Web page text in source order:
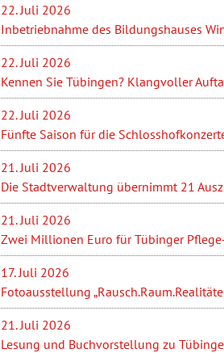
22. Juli 2026
Inbetriebnahme des Bildungshauses
22. Juli 2026
Kennen Sie Tübingen? Klangvoller
22. Juli 2026
Fünfte Saison für die
21. Juli 2026
Die Stadtverwaltung übernimmt 21
21. Juli 2026
Zwei Millionen Euro für Tübinger
17. Juli 2026
Fotoausstellung
21. Juli 2026
Lesung und Buchvorstellung zu